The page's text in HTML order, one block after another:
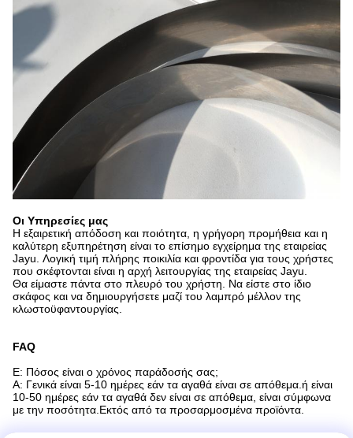
Οι Υπηρεσίες μας
Η εξαιρετική απόδοση και ποιότητα, η γρήγορη προμήθεια και η
καλύτερη εξυπηρέτηση είναι το επίσημο εγχείρημα της εταιρείας
Jayu. Λογική τιμή πλήρης ποικιλία και φροντίδα για τους χρήστες
που σκέφτονται είναι η αρχή λειτουργίας της εταιρείας Jayu.
Θα είμαστε πάντα στο πλευρό του χρήστη. Να είστε στο ίδιο
σκάφος και να δημιουργήσετε μαζί του λαμπρό μέλλον της
κλωστοϋφαντουργίας.
FAQ
Ε: Πόσος είναι ο χρόνος παράδοσής σας;
Α: Γενικά είναι 5-10 ημέρες εάν τα αγαθά είναι σε απόθεμα.ή είναι
10-50 ημέρες εάν τα αγαθά δεν είναι σε απόθεμα, είναι σύμφωνα
με την ποσότητα.Εκτός από τα προσαρμοσμένα προϊόντα.